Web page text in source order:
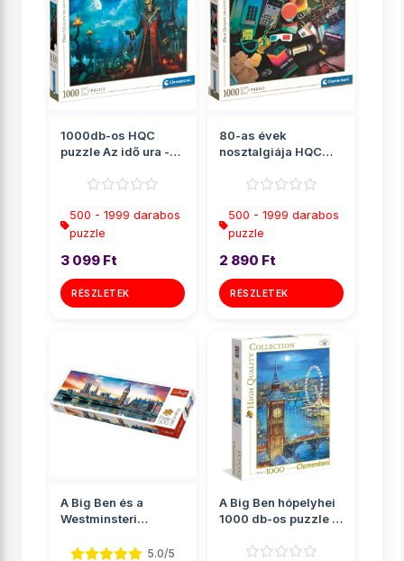
1000db-os HQC
puzzle Az idő ura -
500 - 1999 darabos
puzzle
3 099 Ft
RÉSZLETEK
80-as évek
nosztalgiája HQC
Clementoni
500 - 1999 darabos
puzzle
2 890 Ft
RÉSZLETEK
A Big Ben és a
Westminsteri
Panoráma puz...5.0/5
A Big Ben hópelyhei
1000 db-os puzzle -